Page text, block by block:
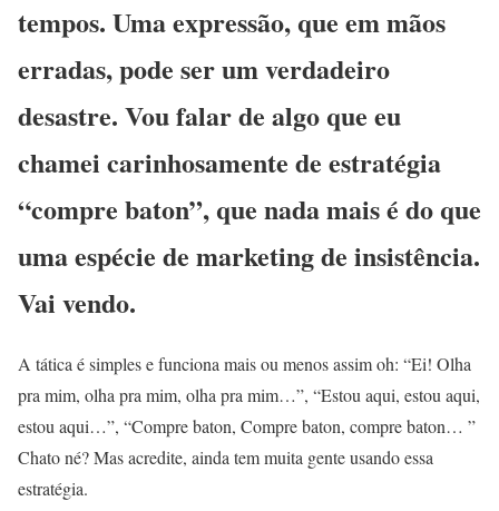
tempos. Uma expressão, que em mãos
erradas, pode ser um verdadeiro
desastre. Vou falar de algo que eu
chamei carinhosamente de estratégia
“compre baton”, que nada mais é do que
uma espécie de marketing de insistência.
Vai vendo.
A tática é simples e funciona mais ou menos assim oh: “Ei! Olha
pra mim, olha pra mim, olha pra mim…”, “Estou aqui, estou aqui,
estou aqui…”, “Compre baton, Compre baton, compre baton… ”
Chato né? Mas acredite, ainda tem muita gente usando essa
estratégia.